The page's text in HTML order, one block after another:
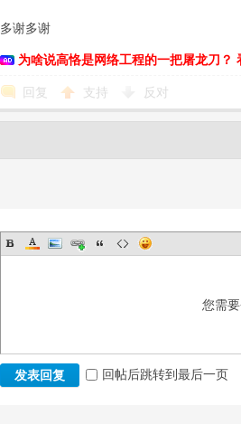
多谢多谢
为啥说高恪是网络工程的一把屠龙刀？
回复 支持 反对
您需
发表回复 回帖后跳转到最后一页